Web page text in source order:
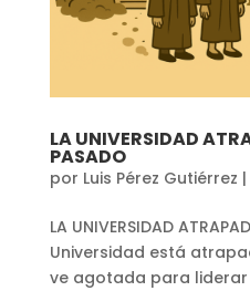
LA UNIVERSIDAD
PASADO
por Luis Pérez Gutiérrez |
LA UNIVERSIDAD
Universidad está
ve agotada para liderar